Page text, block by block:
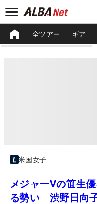
全ツアー ギア
米国女子
メジャーVの笹生
る勢い 渋野日向